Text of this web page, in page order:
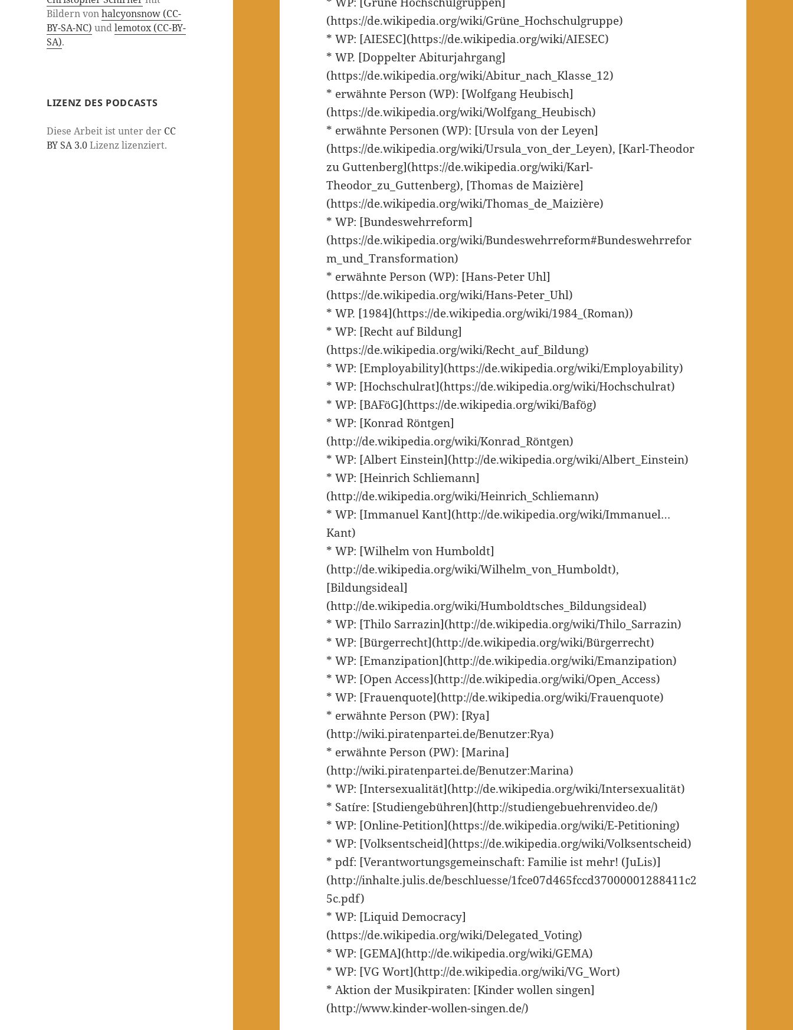
Bildern vonhalcyonsnow (CC-
BY-SA-NC) undlemotox (CC-BY-
SA).
LIZENZ DES PODCASTS
Diese Arbeit ist unter der CC
BY SA 3.0Lizenz lizenziert.
(https://de.wikipedia.org/wiki/Grüne_Hochschulgruppe)
* WP: [AIESEC](https://de.wikipedia.org/wiki/AIESEC)
* WP. [Doppelter Abiturjahrgang]
(https://de.wikipedia.org/wiki/Abitur_nach_Klasse_12)
* erwähnte Person (WP): [Wolfgang Heubisch]
(https://de.wikipedia.org/wiki/Wolfgang_Heubisch)
* erwähnte Personen (WP): [Ursula von der Leyen]
(https://de.wikipedia.org/wiki/Ursula_von_der_Leyen), [Karl-Theodor
zu Guttenberg](https://de.wikipedia.org/wiki/Karl-
Theodor_zu_Guttenberg), [Thomas de Maizière]
(https://de.wikipedia.org/wiki/Thomas_de_Maizière)
* WP: [Bundeswehrreform]
(https://de.wikipedia.org/wiki/Bundeswehrreform#Bundeswehrrefor
m_und_Transformation)
* erwähnte Person (WP): [Hans-Peter Uhl]
(https://de.wikipedia.org/wiki/Hans-Peter_Uhl)
* WP. [1984](https://de.wikipedia.org/wiki/1984_(Roman))
* WP: [Recht auf Bildung]
(https://de.wikipedia.org/wiki/Recht_auf_Bildung)
* WP: [Employability](https://de.wikipedia.org/wiki/Employability)
* WP: [Hochschulrat](https://de.wikipedia.org/wiki/Hochschulrat)
* WP: [BAFöG](https://de.wikipedia.org/wiki/Bafög)
* WP: [Konrad Röntgen]
(http://de.wikipedia.org/wiki/Konrad_Röntgen)
* WP: [Albert Einstein](http://de.wikipedia.org/wiki/Albert_Einstein)
* WP: [Heinrich Schliemann]
(http://de.wikipedia.org/wiki/Heinrich_Schliemann)
* WP: [Immanuel Kant](http://de.wikipedia.org/wiki/Immanuel…
Kant)
* WP: [Wilhelm von Humboldt]
(http://de.wikipedia.org/wiki/Wilhelm_von_Humboldt),
[Bildungsideal]
(http://de.wikipedia.org/wiki/Humboldtsches_Bildungsideal)
* WP: [Thilo Sarrazin](http://de.wikipedia.org/wiki/Thilo_Sarrazin)
* WP: [Bürgerrecht](http://de.wikipedia.org/wiki/Bürgerrecht)
* WP: [Emanzipation](http://de.wikipedia.org/wiki/Emanzipation)
* WP: [Open Access](http://de.wikipedia.org/wiki/Open_Access)
* WP: [Frauenquote](http://de.wikipedia.org/wiki/Frauenquote)
* erwähnte Person (PW): [Rya]
(http://wiki.piratenpartei.de/Benutzer:Rya)
* erwähnte Person (PW): [Marina]
(http://wiki.piratenpartei.de/Benutzer:Marina)
* WP: [Intersexualität](http://de.wikipedia.org/wiki/Intersexualität)
* Satíre: [Studiengebühren](http://studiengebuehrenvideo.de/)
* WP: [Online-Petition](https://de.wikipedia.org/wiki/E-Petitioning)
* WP: [Volksentscheid](https://de.wikipedia.org/wiki/Volksentscheid)
* pdf: [Verantwortungsgemeinschaft: Familie ist mehr! (JuLis)]
(http://inhalte.julis.de/beschluesse/1fce07d465fccd37000001288411c2
5c.pdf)
* WP: [Liquid Democracy]
(https://de.wikipedia.org/wiki/Delegated_Voting)
* WP: [GEMA](http://de.wikipedia.org/wiki/GEMA)
* WP: [VG Wort](http://de.wikipedia.org/wiki/VG_Wort)
* Aktion der Musikpiraten: [Kinder wollen singen]
(http://www.kinder-wollen-singen.de/)